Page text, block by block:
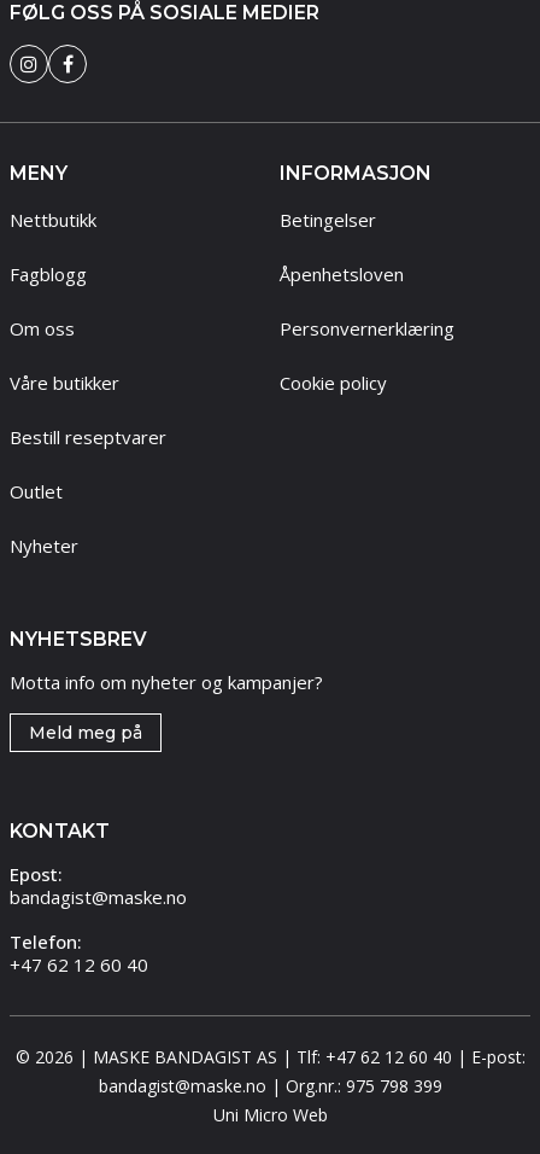
FØLG OSS PÅ SOSIALE MEDIER
MENY
Nettbutikk
Fagblogg
Om oss
Våre butikker
Bestill reseptvarer
Outlet
Nyheter
INFORMASJON
Betingelser
Åpenhetsloven
Personvernerklæring
Cookie policy
NYHETSBREV
Motta info om nyheter og kampanjer?
Meld meg på
KONTAKT
Epost:
bandagist@maske.no
Telefon:
+47 62 12 60 40
© 2026 | MASKE BANDAGIST AS | Tlf: +47 62 12 60 40 | E-post:
bandagist@maske.no | Org.nr.: 975 798 399
Uni Micro Web